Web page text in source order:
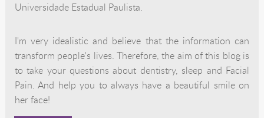
Universidade Estadual Paulista.
I'm very idealistic and believe that the information can
transform people's lives. Therefore, the aim of this blog is
to take your questions about dentistry, sleep and Facial
Pain. And help you to always have a beautiful smile on
her face!